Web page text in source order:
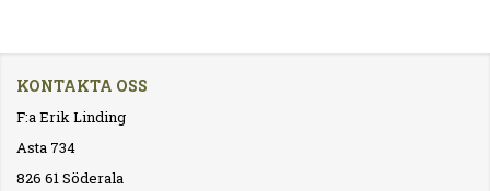
KONTAKTA OSS
F:a Erik Linding
Asta 734
826 61 Söderala